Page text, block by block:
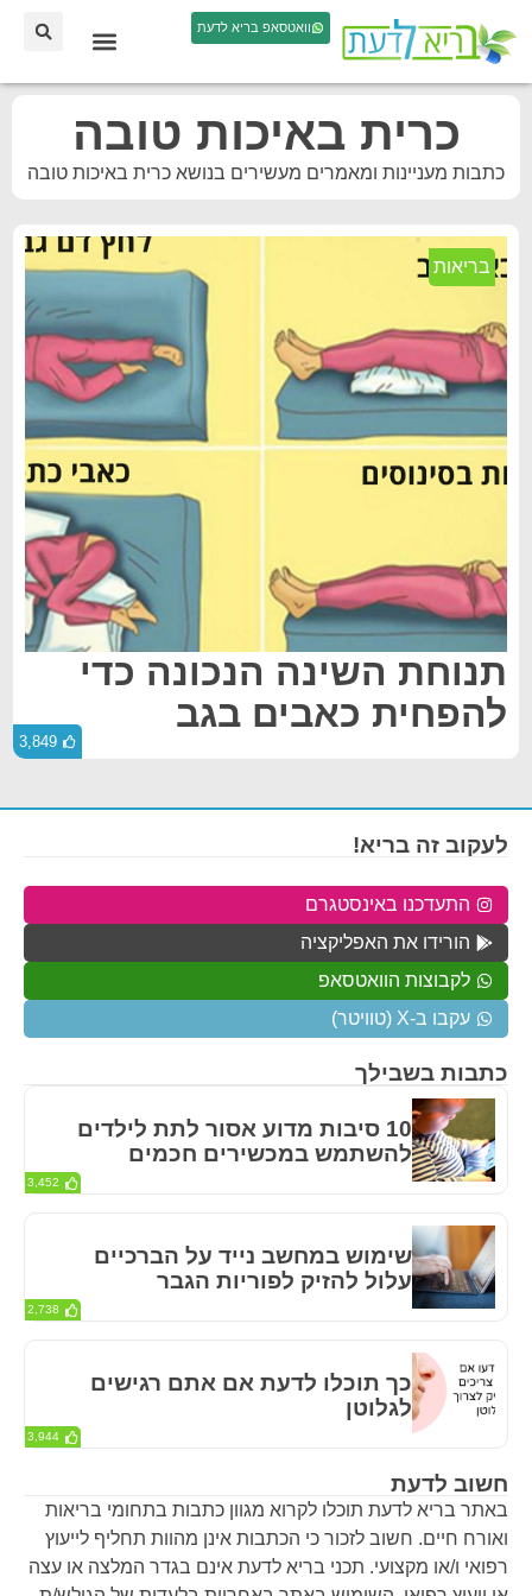
וואטסאפ בריא לדעת
כרית באיכות טובה
כתבות מעניינות ומאמרים מעשירים בנושא כרית באיכות טובה
בריאות
תנוחת השינה הנכונה כדי
להפחית כאבים בגב
3,849
חשוב לדעת
באתר בריא לדעת תוכלו לקרוא מגוון כתבות בתחומי בריאות
ואורח חיים. חשוב לזכור כי הכתבות אינן מהוות תחליף לייעוץ
רפואי ו/או מקצועי. תכני בריא לדעת אינם בגדר המלצה או עצה
כתבות בשבילך
10 סיבות מדוע אסור לתת לילדים
להשתמש במכשירים חכמים
3,452
שימוש במחשב נייד על הברכיים
עלול להזיק לפוריות הגבר
2,738
כך תוכלו לדעת אם אתם רגישים
לגלוטן
3,944
לעקוב זה בריא!
התעדכנו באינסטגרם
הורידו את האפליקציה
לקבוצות הוואטסאפ
עקבו ב-X (טוויטר)